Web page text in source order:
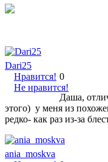
Dari25
Нравится!
Не нравится!
0
Даша,
этого) у меня из
редко- как раз из-за
ania_moskva